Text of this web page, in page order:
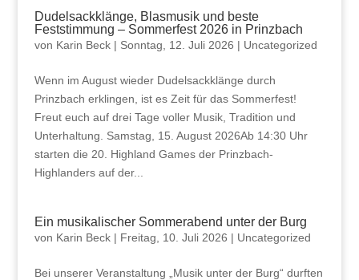
Dudelsackklänge, Blasmusik und beste
Feststimmung – Sommerfest 2026 in Prinzbach
von Karin Beck| Sonntag, 12. Juli 2026 | Uncategorized
Wenn im August wieder Dudelsackklänge durch
Prinzbach erklingen, ist es Zeit für das Sommerfest!
Freut euch auf drei Tage voller Musik, Tradition und
Unterhaltung. Samstag, 15. August 2026Ab 14:30 Uhr
starten die 20. Highland Games der Prinzbach-
Highlanders auf der...
Ein musikalischer Sommerabend unter der Burg
von Karin Beck| Freitag, 10. Juli 2026 | Uncategorized
Bei unserer Veranstaltung „Musik unter der Burg“ durften